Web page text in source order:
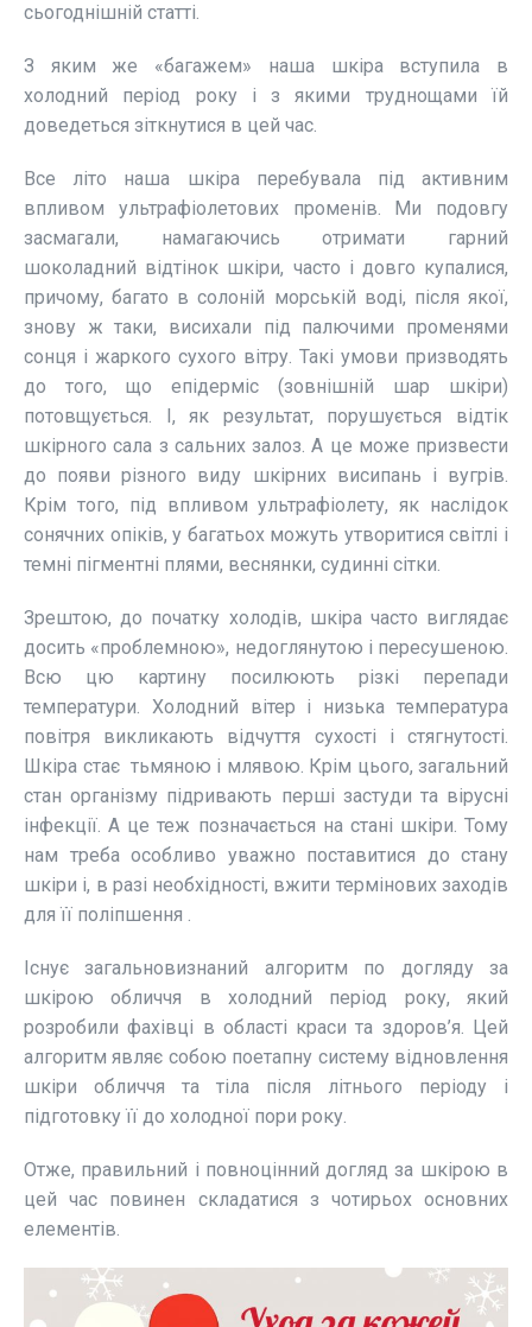
сьогоднішній статті.
З яким же «багажем» наша шкіра вступила в
холодний період року і з якими труднощами їй
доведеться зіткнутися в цей час.
Все літо наша шкіра перебувала під активним
впливом ультрафіолетових променів. Ми подовгу
засмагали, намагаючись отримати гарний
шоколадний відтінок шкіри, часто і довго купалися,
причому, багато в солоній морській воді, після якої,
знову ж таки, висихали під палючими променями
сонця і жаркого сухого вітру. Такі умови призводять
до того, що епідерміс (зовнішній шар шкіри)
потовщується. І, як результат, порушується відтік
шкірного сала з сальних залоз. А це може призвести
до появи різного виду шкірних висипань і вугрів.
Крім того, під впливом ультрафіолету, як наслідок
сонячних опіків, у багатьох можуть утворитися світлі і
темні пігментні плями, веснянки, судинні сітки.
Зрештою, до початку холодів, шкіра часто виглядає
досить «проблемною», недоглянутою і пересушеною.
Всю цю картину посилюють різкі перепади
температури. Холодний вітер і низька температура
повітря викликають відчуття сухості і стягнутості.
Шкіра стає тьмяною і млявою. Крім цього, загальний
стан організму підривають перші застуди та вірусні
інфекції. А це теж позначається на стані шкіри. Тому
нам треба особливо уважно поставитися до стану
шкіри і, в разі необхідності, вжити термінових заходів
для її поліпшення .
Існує загальновизнаний алгоритм по догляду за
шкірою обличчя в холодний період року, який
розробили фахівці в області краси та здоров’я. Цей
алгоритм являє собою поетапну систему відновлення
шкіри обличчя та тіла після літнього періоду і
підготовку її до холодної пори року.
Отже, правильний і повноцінний догляд за шкірою в
цей час повинен складатися з чотирьох основних
елементів.